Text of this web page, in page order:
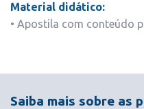
Material didático:
• Apostila com conteúdo
Saiba mais sobre as